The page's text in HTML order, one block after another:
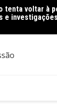
tenta voltar à
e investigações
para receber